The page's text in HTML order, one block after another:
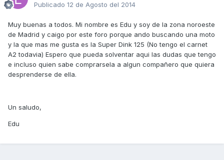
Publicado 12 de Agosto del 2014
Muy buenas a todos. Mi nombre es Edu y soy de la zona noroeste
de Madrid y caigo por este foro porque ando buscando una moto
y la que mas me gusta es la Super Dink 125 (No tengo el carnet
A2 todavia) Espero que pueda solventar aqui las dudas que tengo
e incluso quien sabe comprarsela a algun compañero que quiera
desprenderse de ella.
Un saludo,
Edu